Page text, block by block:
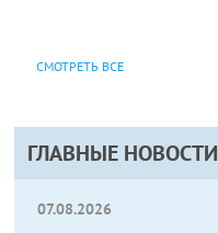
ГЛАВНЫЕ НОВОСТИ
07.08.2026
СМОТРЕТЬ ВСЕ